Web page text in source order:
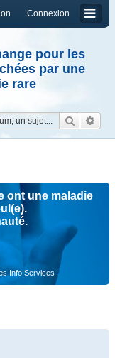
Connexion
pour les
par une
rare
ont une maladie
Info Services